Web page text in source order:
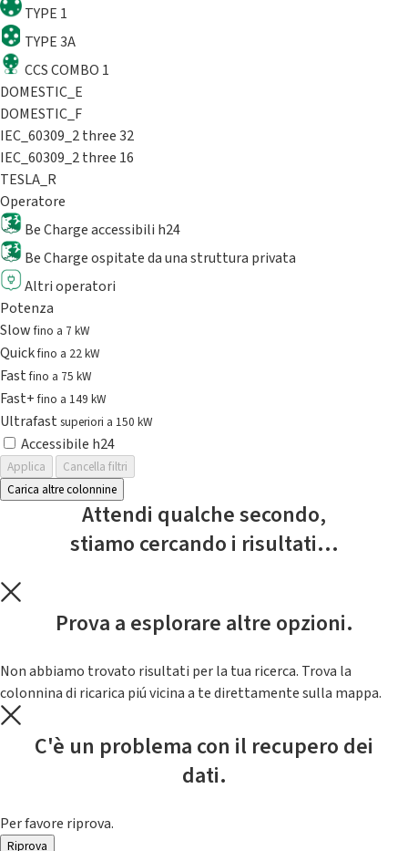
TYPE 1
TYPE 3A
CCS COMBO 1
DOMESTIC_E
DOMESTIC_F
IEC_60309_2 three 32
IEC_60309_2 three 16
TESLA_R
Operatore
Be Charge accessibili h24
Be Charge ospitate da una struttura privata
Altri operatori
Potenza
Slowfino a 7 kW
Quickfino a 22 kW
Fastfino a 75 kW
Fast+fino a 149 kW
Ultrafast superiori a 150 kW
Accessibile h24
Applica
Cancella filtri
Carica altre colonnine
Attendi qualche secondo,
stiamo cercando i risultati...
Prova a esplorare altre opzioni.
Non abbiamo trovato risultati per la tua ricerca. Trova la
colonnina di ricarica piú vicina a te direttamente sulla mappa.
C'è un problema con il recupero dei
dati.
Per favore riprova.
Riprova